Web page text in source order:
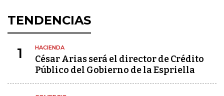
TENDENCIAS
1 HACIENDA
César Arias será el director de Crédito
Público del Gobierno de la Espriella